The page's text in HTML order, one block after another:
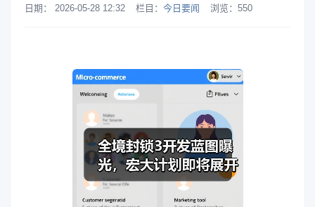
日期： 2026-05-28 12:32 栏目： 今日要闻 浏览： 550